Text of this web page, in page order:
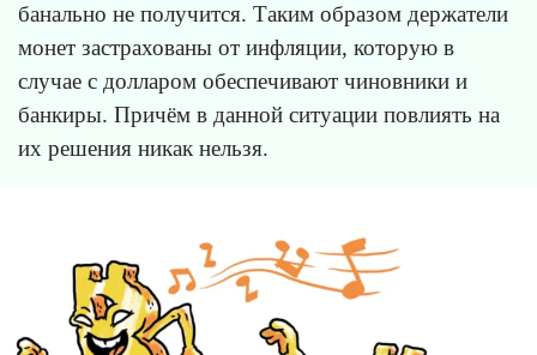
банально не получится. Таким образом держатели
монет застрахованы от инфляции, которую в
случае с долларом обеспечивают чиновники и
банкиры. Причём в данной ситуации повлиять на
их решения никак нельзя.